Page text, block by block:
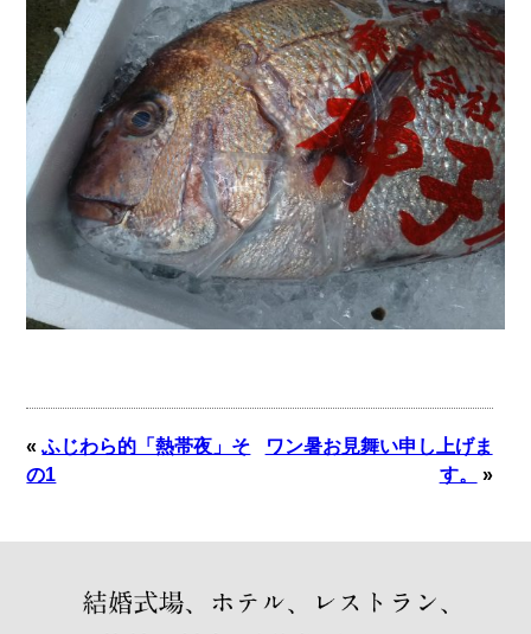
«ふじわら的「熱帯夜」そ
の1
ワン暑お見舞い申し上げま
す。
»